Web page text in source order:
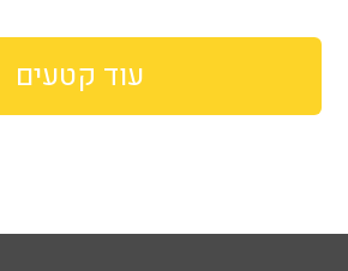
עוד קטעים